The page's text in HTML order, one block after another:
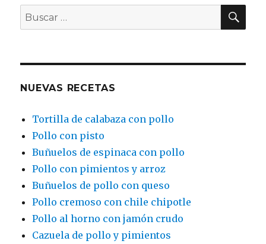
Buscar
por:
NUEVAS RECETAS
Tortilla de calabaza con pollo
Pollo con pisto
Buñuelos de espinaca con pollo
Pollo con pimientos y arroz
Buñuelos de pollo con queso
Pollo cremoso con chile chipotle
Pollo al horno con jamón crudo
Cazuela de pollo y pimientos